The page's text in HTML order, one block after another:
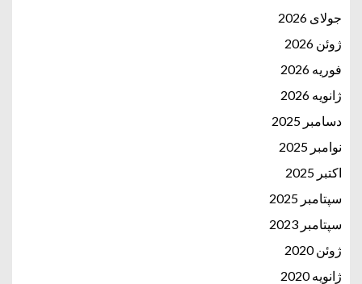
جولای 2026
ژوئن 2026
فوریه 2026
ژانویه 2026
دسامبر 2025
نوامبر 2025
اکتبر 2025
سپتامبر 2025
سپتامبر 2023
ژوئن 2020
ژانویه 2020